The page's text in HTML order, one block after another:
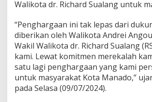
r
i
n
a
n
T
e
n
a
Walikota dr. Richard Sualang untuk
“Penghargaan ini tak lepas dari
diberikan oleh Walikota Andrei
Wakil Walikota dr. Richard Sualang
kami. Lewat komitmen merekalah
satu lagi penghargaan yang kami
untuk masyarakat Kota Manado,”
pada Selasa (09/07/2024).